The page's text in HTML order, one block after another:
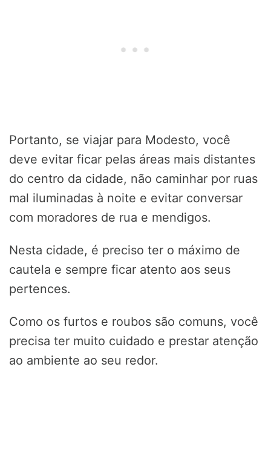
Portanto, se viajar para Modesto, você
deve evitar ficar pelas áreas mais distantes
do centro da cidade, não caminhar por ruas
mal iluminadas à noite e evitar conversar
com moradores de rua e mendigos.
Nesta cidade, é preciso ter o máximo de
cautela e sempre ficar atento aos seus
pertences.
Como os furtos e roubos são comuns, você
precisa ter muito cuidado e prestar atenção
ao ambiente ao seu redor.